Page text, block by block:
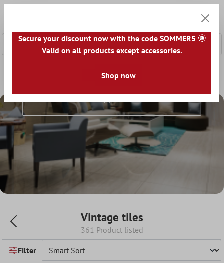
Tiles by look
Vintage Tiles
Vintage tiles
361 Product listed
Filter
Secure your discount now with the code SOMMER5 🌞
Valid on all products except accessories.
Shop now